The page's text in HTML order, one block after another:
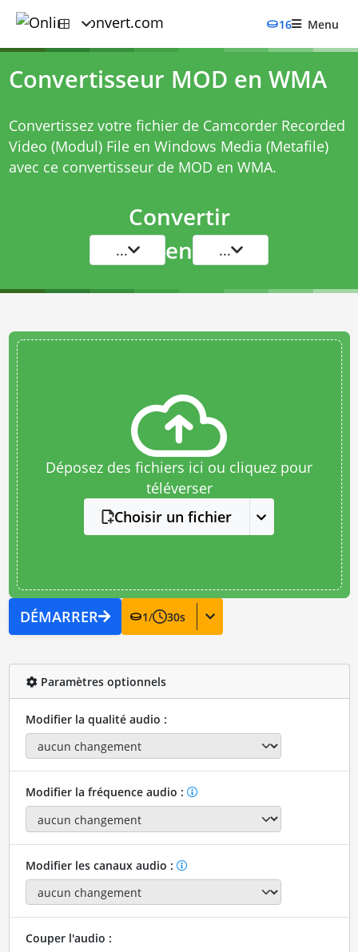
16 Menu
Convertisseur MOD en WMA
Convertissez votre fichier de Camcorder Recorded
Video (Modul) File en Windows Media (Metafile)
avec ce convertisseur de MOD en WMA.
Convertir
... en ...
Déposez des fichiers ici ou cliquez pour
téléverser
Choisir un fichier
DÉMARRER 1/ 30s
Paramètres optionnels
Modifier la qualité audio :
Modifier la fréquence audio :
Modifier les canaux audio :
Couper l'audio :